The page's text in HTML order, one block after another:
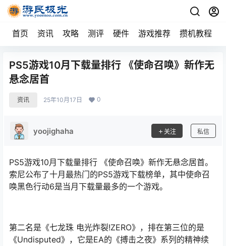
首页 资讯 攻略 测评 硬件 游戏推荐 攒机教程
PS5游戏10月下载量排行 《使命召唤》新作无
悬念居首
资讯 25年10月17日 0
yoojighaha 关注 私信
PS5游戏10月下载量排行 《使命召唤》新作无悬念居首。
索尼公布了十月最热门的PS5游戏下载榜单，其中使命召
唤黑色行动6是当月下载量最多的一个游戏。
第二名是《七龙珠 电光炸裂!ZERO》，排在第三位的是
《Undisputed》，它是EA的《搏击之夜》系列的精神续